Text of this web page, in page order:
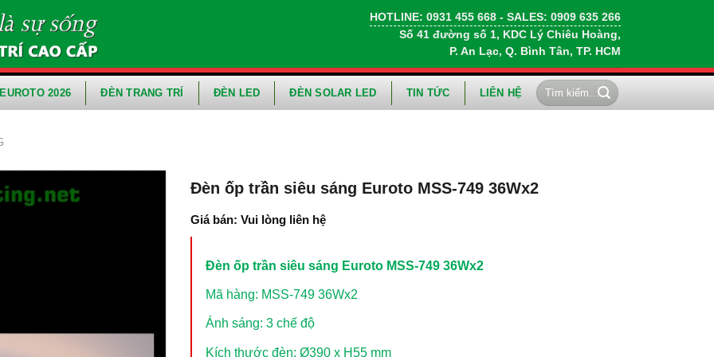
HOTLINE: 0931 455 668 - SALES: 0909 635 266
Số 41 đường số 1, KDC Lý Chiêu Hoàng,
P. An Lạc, Q. Bình Tân, TP. HCM
2026 ĐÈN TRANG TRÍ ĐÈN LED ĐÈN SOLAR LED TIN TỨC LIÊN HỆ
Tìm
kiếm:
Đèn ốp trần siêu sáng Euroto MSS-749 36Wx2
Giá bán: Vui lòng liên hệ
Đèn ốp trần siêu sáng Euroto MSS-749 36Wx2
Mã hàng: MSS-749 36Wx2
Ánh sáng: 3 chế độ
Kích thước đèn: Ø390 x H55 mm